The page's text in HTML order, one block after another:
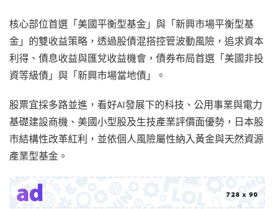
核心部位首選「美國平衡型基金」與「新興市場平衡型基
金」的雙收益策略，透過股債混搭控管波動風險，追求資本
利得、債息收益與匯兌收益機會，債券布局首選「美國非投
資等級債」與「新興市場當地債」。
股票宜採多路並進，看好AI發展下的科技、公用事業與電力
基礎建設商機、美國小型股及生技產業評價面優勢，日本股
市結構性改革紅利，並依個人風險屬性納入黃金與天然資源
產業型基金。